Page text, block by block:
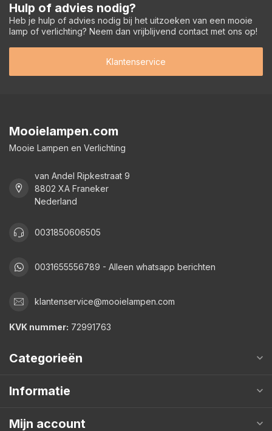
Hulp of advies nodig?
Heb je hulp of advies nodig bij het uitzoeken van een mooie
lamp of verlichting? Neem dan vrijblijvend contact met ons op!
Klantenservice
Mooielampen.com
Mooie Lampen en Verlichting
van Andel Ripkestraat 9
8802 XA Franeker
Nederland
0031850606505
0031655556789 - Alleen whatsapp berichten
klantenservice@mooielampen.com
KVK nummer: 72991763
Categorieën
Informatie
Mijn account